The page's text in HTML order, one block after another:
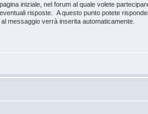
iniziale, nel forum al quale volete
risposte. A questo punto potete
messaggio verrà inserita automaticamente.